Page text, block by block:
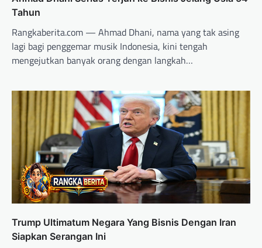
Tahun
Rangkaberita.com — Ahmad Dhani, nama yang tak asing
lagi bagi penggemar musik Indonesia, kini tengah
mengejutkan banyak orang dengan langkah…
Trump Ultimatum Negara Yang Bisnis Dengan Iran
Siapkan Serangan Ini